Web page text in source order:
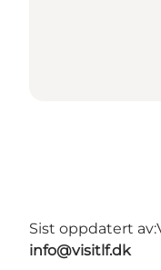
Sist oppdatert av:
info@visitlf.dk